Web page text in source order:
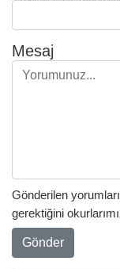
Mesaj
Gönderilen
gerektiğini
Gönder